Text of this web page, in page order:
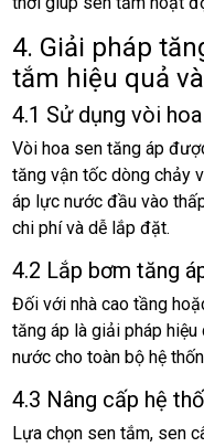
4. Giải pháp
tắm hiệu quả
4.1 Sử dụng vòi
Vòi hoa sen tăng áp
tăng vận tốc dòng chảy
áp lực nước đầu vào
chi phí và dễ lắp đặt.
4.2 Lắp bơm tăng
Đối với nhà cao tầng
tăng áp là giải pháp
nước cho toàn bộ hệ
4.3 Nâng cấp hệ
Lựa chọn sen tắm, sen